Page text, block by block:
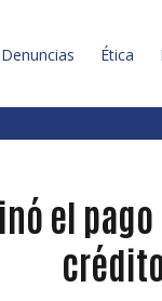
Denuncias Ética
el